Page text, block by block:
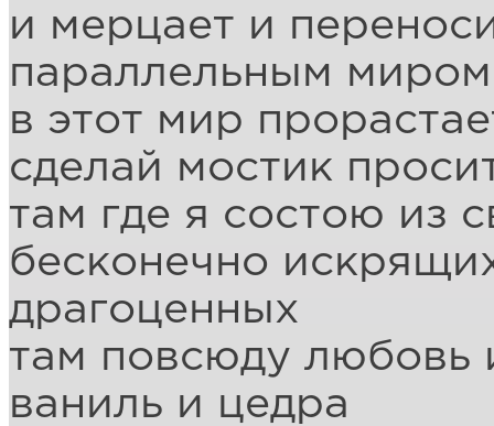
и мерцает и
параллельным миром
в этот мир
сделай мостик
там где я состою из
бесконечно
драгоценных
там повсюду любовь
ваниль и цедра